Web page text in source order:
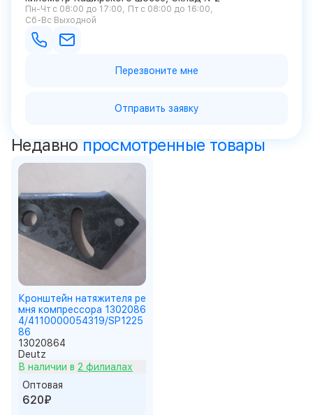
Пн-Чт с 08:00 до 17:00
Пт с 08:00 до 16:00
Сб-Вс Выходной
Перезвоните мне
Отправить заявку
Недавно просмотренные товары
Кронштейн натяжителя ре
мня компрессора 1302086
4/4110000054319/SP1225
86
13020864
Deutz
В наличии в 2 филиалах
Оптовая
620₽